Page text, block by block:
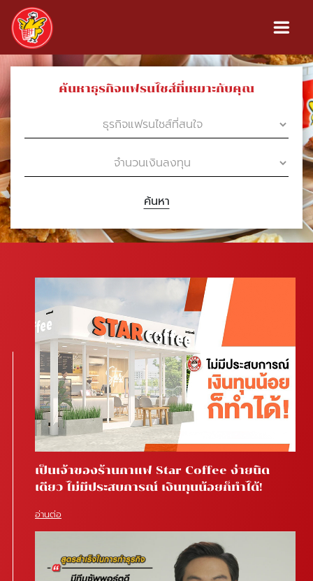
ค้นหาธุรกิจแฟรนไชส์ที่เหมาะกับคุณ
ค้นหา
เป็นเจ้าของร้านกาแฟ Star Coffee ง่ายนิด
เดียว ไม่มีประสบการณ์ เงินทุนน้อยก็ทำได้!
อ่านต่อ